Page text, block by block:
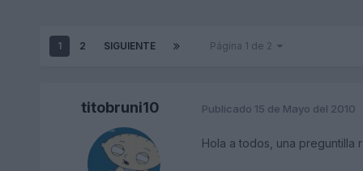
1 2 SIGUIENTE Página 1 de 2
titobruni10 Publicado 15 de Mayo del 2010
Hola a todos, una preguntilla